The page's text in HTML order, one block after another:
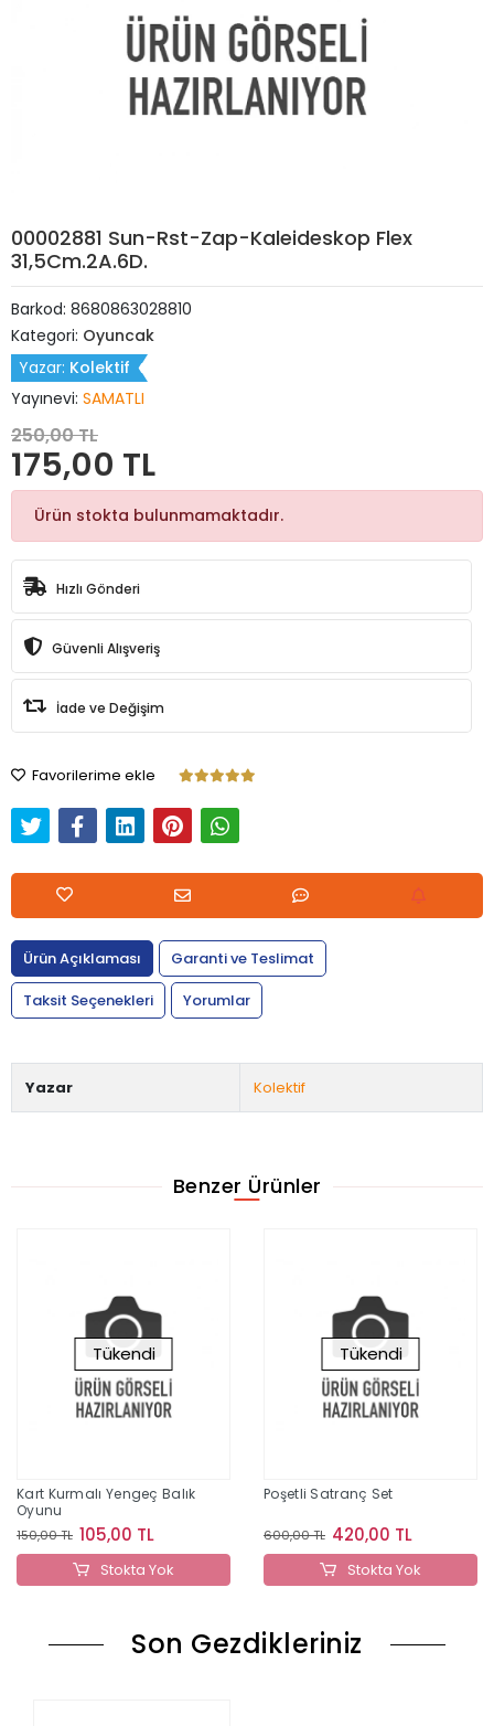
00002881 Sun-Rst-Zap-Kaleideskop Flex
31,5Cm.2A.6D.
Barkod: 8680863028810
Kategori: Oyuncak
Yazar: Kolektif
Yayınevi: SAMATLI
250,00 TL
175,00 TL
Ürün stokta bulunmamaktadır.
Hızlı Gönderi
Güvenli Alışveriş
İade ve Değişim
Favorilerime ekle
Ürün Açıklaması
Garanti ve Teslimat
Taksit Seçenekleri
Yorumlar
Yazar Kolektif
Benzer Ürünler
Tükendi
Kart Kurmalı Yengeç Balık
Oyunu
150,00 TL 105,00 TL
Stokta Yok
Tükendi
Poşetli Satranç Set
600,00 TL 420,00 TL
Stokta Yok
Son Gezdikleriniz